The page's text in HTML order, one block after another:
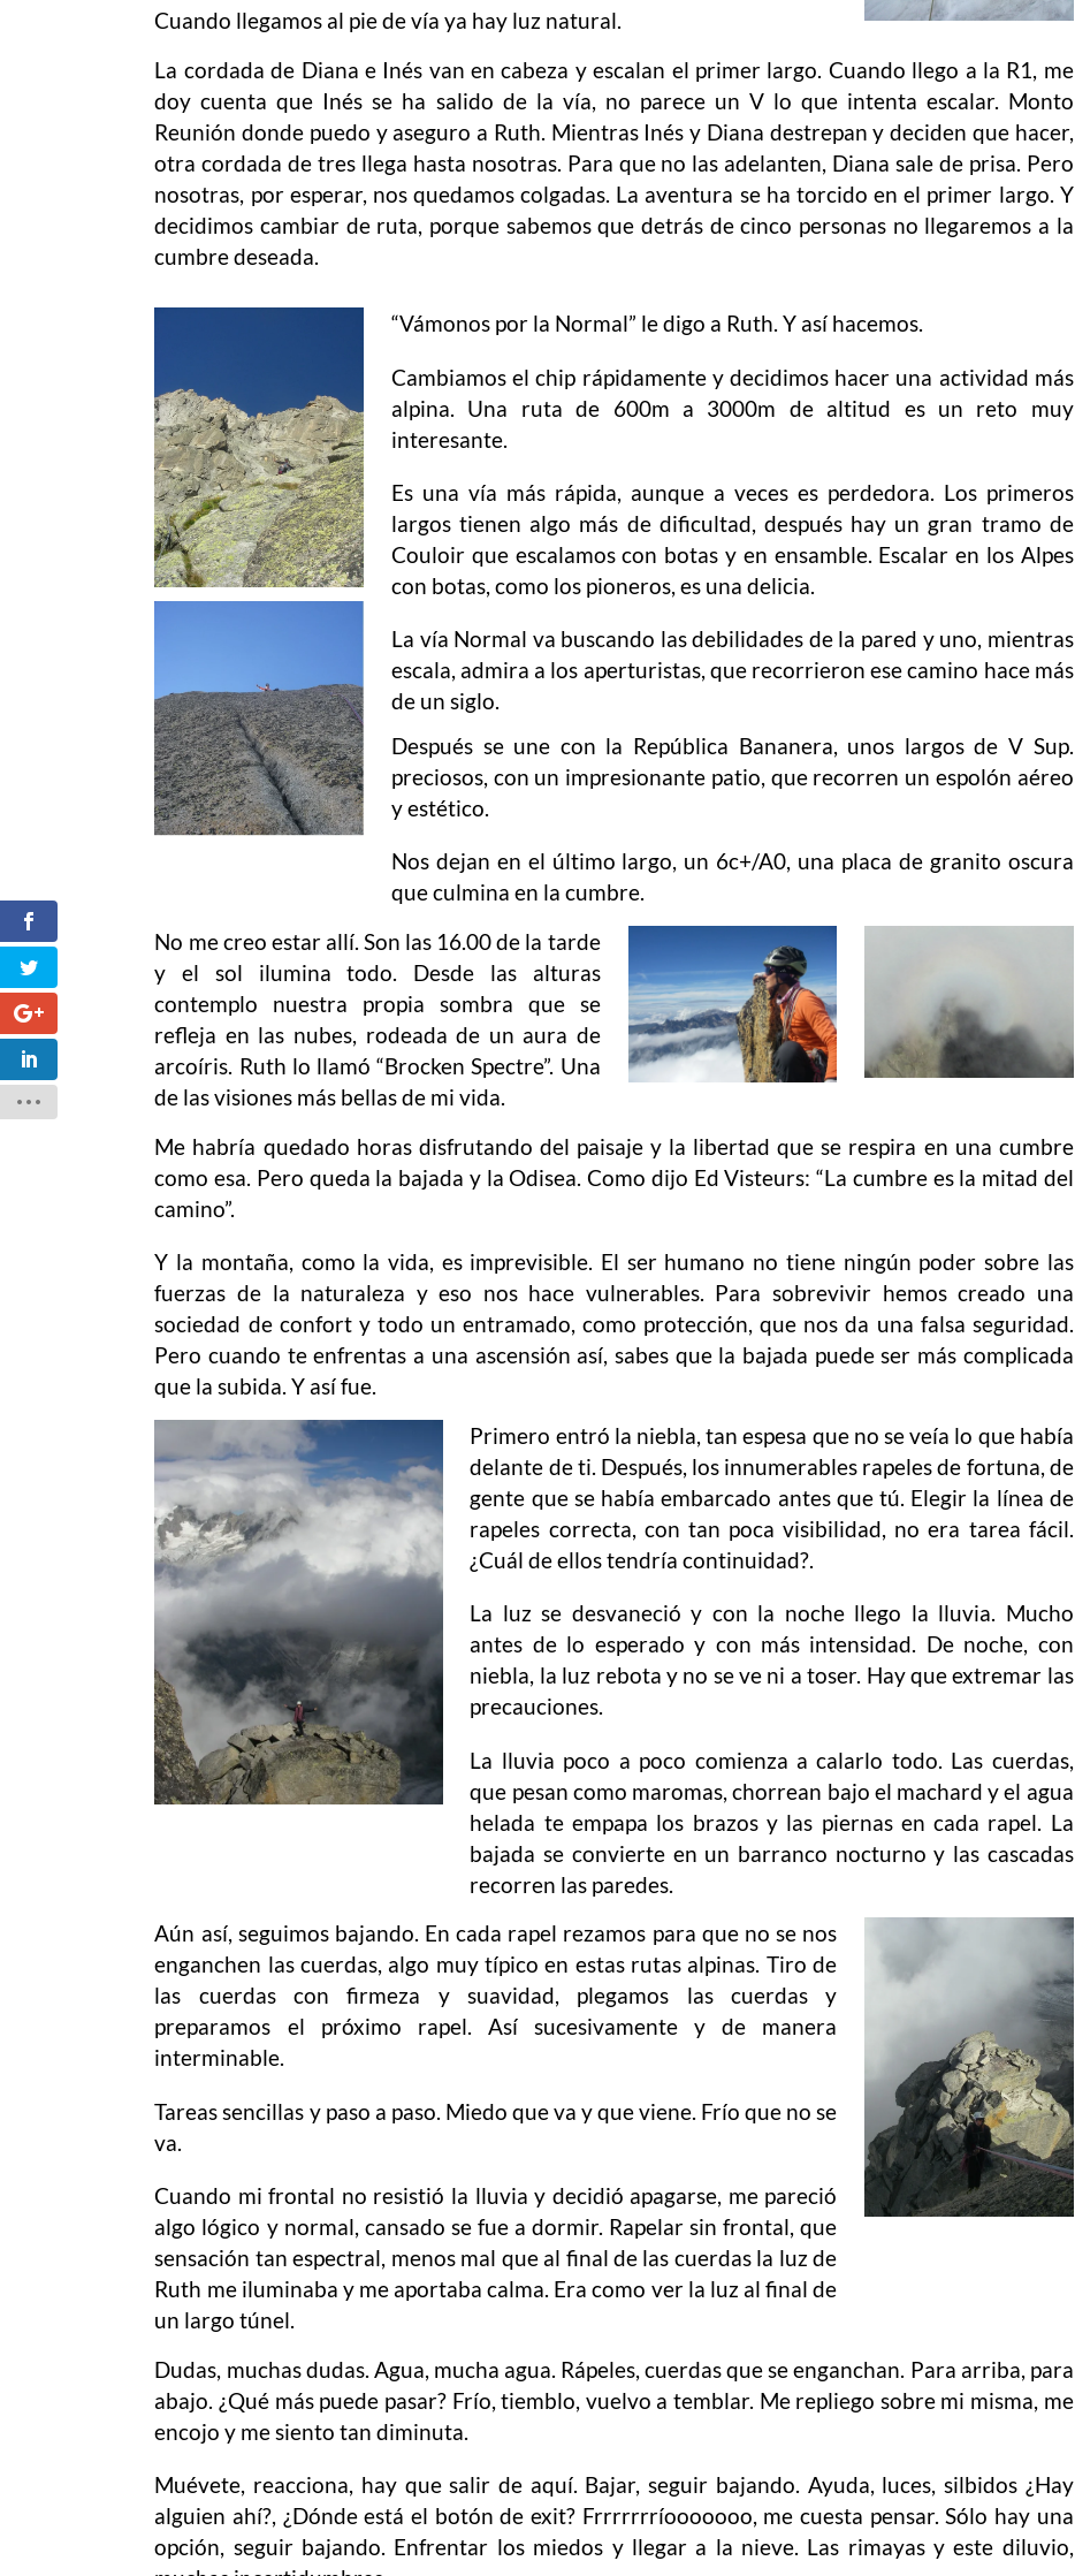
Cuando llegamos al pie de vía ya hay luz natural.
La cordada de Diana e Inés van en cabeza y escalan el primer largo. Cuando llego a la R1, me
doy cuenta que Inés se ha salido de la vía, no parece un V lo que intenta escalar. Monto
Reunión donde puedo y aseguro a Ruth. Mientras Inés y Diana destrepan y deciden que hacer,
otra cordada de tres llega hasta nosotras. Para que no las adelanten, Diana sale de prisa. Pero
nosotras, por esperar, nos quedamos colgadas. La aventura se ha torcido en el primer largo. Y
decidimos cambiar de ruta, porque sabemos que detrás de cinco personas no llegaremos a la
cumbre deseada.
“Vámonos por la Normal” le digo a Ruth. Y así hacemos.
Cambiamos el chip rápidamente y decidimos hacer una actividad más
alpina. Una ruta de 600m a 3000m de altitud es un reto muy
interesante.
Es una vía más rápida, aunque a veces es perdedora. Los primeros
largos tienen algo más de dificultad, después hay un gran tramo de
Couloir que escalamos con botas y en ensamble. Escalar en los Alpes
con botas, como los pioneros, es una delicia.
La vía Normal va buscando las debilidades de la pared y uno, mientras
escala, admira a los aperturistas, que recorrieron ese camino hace más
de un siglo.
Después se une con la República Bananera, unos largos de V Sup.
preciosos, con un impresionante patio, que recorren un espolón aéreo
y estético.
Nos dejan en el último largo, un 6c+/A0, una placa de granito oscura
que culmina en la cumbre.
No me creo estar allí. Son las 16.00 de la tarde
y el sol ilumina todo. Desde las alturas
contemplo nuestra propia sombra que se
refleja en las nubes, rodeada de un aura de
arcoíris. Ruth lo llamó “Brocken Spectre”. Una
de las visiones más bellas de mi vida.
Me habría quedado horas disfrutando del paisaje y la libertad que se respira en una cumbre
como esa. Pero queda la bajada y la Odisea. Como dijo Ed Visteurs: “La cumbre es la mitad del
camino”.
Y la montaña, como la vida, es imprevisible. El ser humano no tiene ningún poder sobre las
fuerzas de la naturaleza y eso nos hace vulnerables. Para sobrevivir hemos creado una
sociedad de confort y todo un entramado, como protección, que nos da una falsa seguridad.
Pero cuando te enfrentas a una ascensión así, sabes que la bajada puede ser más complicada
que la subida. Y así fue.
Primero entró la niebla, tan espesa que no se veía lo que había
delante de ti. Después, los innumerables rapeles de fortuna, de
gente que se había embarcado antes que tú. Elegir la línea de
rapeles correcta, con tan poca visibilidad, no era tarea fácil.
¿Cuál de ellos tendría continuidad?.
La luz se desvaneció y con la noche llego la lluvia. Mucho
antes de lo esperado y con más intensidad. De noche, con
niebla, la luz rebota y no se ve ni a toser. Hay que extremar las
precauciones.
La lluvia poco a poco comienza a calarlo todo. Las cuerdas,
que pesan como maromas, chorrean bajo el machard y el agua
helada te empapa los brazos y las piernas en cada rapel. La
bajada se convierte en un barranco nocturno y las cascadas
recorren las paredes.
Aún así, seguimos bajando. En cada rapel rezamos para que no se nos
enganchen las cuerdas, algo muy típico en estas rutas alpinas. Tiro de
las cuerdas con firmeza y suavidad, plegamos las cuerdas y
preparamos el próximo rapel. Así sucesivamente y de manera
interminable.
Tareas sencillas y paso a paso. Miedo que va y que viene. Frío que no se
va.
Cuando mi frontal no resistió la lluvia y decidió apagarse, me pareció
algo lógico y normal, cansado se fue a dormir. Rapelar sin frontal, que
sensación tan espectral, menos mal que al final de las cuerdas la luz de
Ruth me iluminaba y me aportaba calma. Era como ver la luz al final de
un largo túnel.
Dudas, muchas dudas. Agua, mucha agua. Rápeles, cuerdas que se enganchan. Para arriba, para
abajo. ¿Qué más puede pasar? Frío, tiemblo, vuelvo a temblar. Me repliego sobre mi misma, me
encojo y me siento tan diminuta.
Muévete, reacciona, hay que salir de aquí. Bajar, seguir bajando. Ayuda, luces, silbidos ¿Hay
alguien ahí?, ¿Dónde está el botón de exit? Frrrrrrríooooooo, me cuesta pensar. Sólo hay una
opción, seguir bajando. Enfrentar los miedos y llegar a la nieve. Las rimayas y este diluvio,